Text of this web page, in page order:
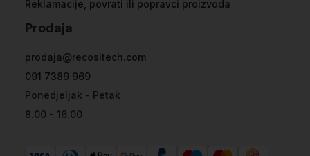
Reklamacije, povrati ili popravci proizvoda
Prodaja
prodaja@recositech.com
091 7389 969
Ponedjeljak - Petak
8.00 - 16.00